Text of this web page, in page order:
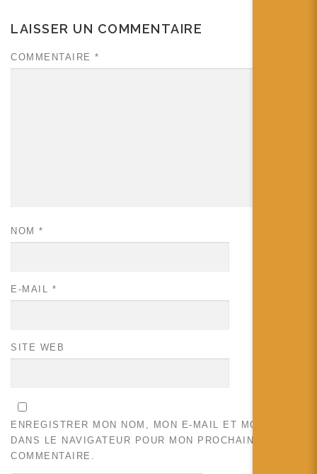
LAISSER UN COMMENTAIRE
COMMENTAIRE *
NOM *
E-MAIL *
SITE WEB
ENREGISTRER MON NOM, MON E-MAIL ET MON SITE
DANS LE NAVIGATEUR POUR MON PROCHAIN
COMMENTAIRE.